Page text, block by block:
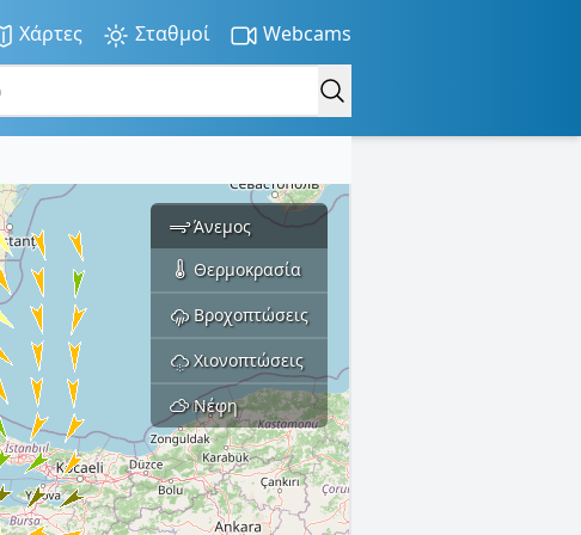
Χάρτες Σταθμοί Webcams
Άνεμος
Θερμοκρασία
Βροχοπτώσεις
Χιονοπτώσεις
Νέφη